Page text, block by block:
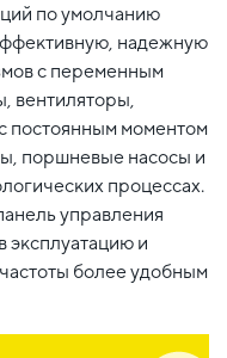
по умолчанию
надежную
с переменным
вентиляторы,
постоянным моментом
поршневые насосы и
процессах.
управления
эксплуатацию и
более удобным